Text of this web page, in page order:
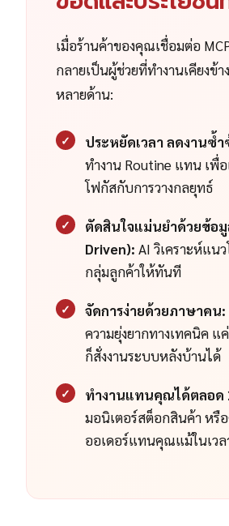
เมื่อร้านค้าของคุณเชื่อมต่อ
กลายเป็นผู้ช่วยที่ทำงานเคียงข้
หลายด้าน:
✓ ประหยัดเวลา ลดงานซ้
ทำงาน Routine แทน เพื่อ
โฟกัสกับการวางกลยุทธ์
✓
ตัดสินใจแม่นยำด้วยข้อ
Driven): AI วิเคราะห์แน
กลุ่มลูกค้าให้ทันที
✓ จัดการง่ายด้วยภาษาคน:
ความยุ่งยากทางเทคนิค
ก็สั่งงานระบบหลังบ้านได้
✓
ทำงานแทนคุณได้ตลอด
มอนิเตอร์สต็อกสินค้า หรื
ออเดอร์แทนคุณแม้ในเว